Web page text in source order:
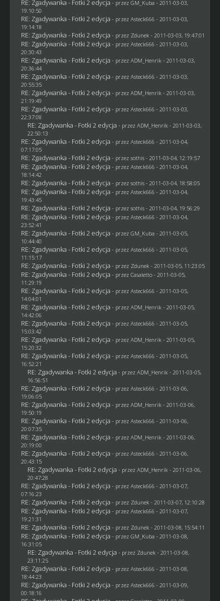
RE: Zgadywanka - Fotki 2 edycja - przez GM_Kuba - 2011-03-03,
19:10:50
RE: Zgadywanka - Fotki 2 edycja - przez Asteck666 - 2011-03-03,
19:14:18
RE: Zgadywanka - Fotki 2 edycja - przez Zdunek- 2011-03-03, 19:47:01
RE: Zgadywanka - Fotki 2 edycja - przez Asteck666 - 2011-03-03,
20:30:43
RE: Zgadywanka - Fotki 2 edycja - przez ADM_Henrik- 2011-03-03,
20:36:44
RE: Zgadywanka - Fotki 2 edycja - przez Asteck666 - 2011-03-03,
20:55:35
RE: Zgadywanka - Fotki 2 edycja - przez ADM_Henrik- 2011-03-03,
21:19:49
RE: Zgadywanka - Fotki 2 edycja - przez Asteck666 - 2011-03-03,
22:37:08
RE: Zgadywanka - Fotki 2 edycja - przez ADM_Henrik- 2011-03-03,
22:50:13
RE: Zgadywanka - Fotki 2 edycja - przez Asteck666 - 2011-03-04,
07:17:05
RE: Zgadywanka - Fotki 2 edycja - przez sothis- 2011-03-04, 12:19:57
RE: Zgadywanka - Fotki 2 edycja - przez Asteck666 - 2011-03-04,
18:14:42
RE: Zgadywanka - Fotki 2 edycja - przez sothis- 2011-03-04, 18:58:05
RE: Zgadywanka - Fotki 2 edycja - przez Asteck666 - 2011-03-04,
19:43:45
RE: Zgadywanka - Fotki 2 edycja - przez sothis- 2011-03-04, 19:56:29
RE: Zgadywanka - Fotki 2 edycja - przez Asteck666 - 2011-03-04,
23:52:41
RE: Zgadywanka - Fotki 2 edycja - przez GM_Kuba - 2011-03-05,
10:44:40
RE: Zgadywanka - Fotki 2 edycja - przez Asteck666 - 2011-03-05,
11:15:17
RE: Zgadywanka - Fotki 2 edycja - przez Zdunek- 2011-03-05, 11:23:05
RE: Zgadywanka - Fotki 2 edycja - przez Casaletto- 2011-03-05,
11:29:19
RE: Zgadywanka - Fotki 2 edycja - przez Asteck666 - 2011-03-05,
14:04:01
RE: Zgadywanka - Fotki 2 edycja - przez ADM_Henrik- 2011-03-05,
14:42:06
RE: Zgadywanka - Fotki 2 edycja - przez Asteck666 - 2011-03-05,
15:03:42
RE: Zgadywanka - Fotki 2 edycja - przez ADM_Henrik- 2011-03-05,
15:20:32
RE: Zgadywanka - Fotki 2 edycja - przez Asteck666 - 2011-03-05,
16:52:21
RE: Zgadywanka - Fotki 2 edycja - przez ADM_Henrik- 2011-03-05,
16:56:51
RE: Zgadywanka - Fotki 2 edycja - przez Asteck666 - 2011-03-06,
19:06:05
RE: Zgadywanka - Fotki 2 edycja - przez ADM_Henrik- 2011-03-06,
19:50:19
RE: Zgadywanka - Fotki 2 edycja - przez Asteck666 - 2011-03-06,
20:07:35
RE: Zgadywanka - Fotki 2 edycja - przez ADM_Henrik- 2011-03-06,
20:19:00
RE: Zgadywanka - Fotki 2 edycja - przez Asteck666 - 2011-03-06,
20:43:15
RE: Zgadywanka - Fotki 2 edycja - przez ADM_Henrik- 2011-03-06,
20:47:28
RE: Zgadywanka - Fotki 2 edycja - przez Asteck666 - 2011-03-07,
07:16:23
RE: Zgadywanka - Fotki 2 edycja - przez Zdunek- 2011-03-07, 12:10:28
RE: Zgadywanka - Fotki 2 edycja - przez Asteck666 - 2011-03-07,
19:21:31
RE: Zgadywanka - Fotki 2 edycja - przez Zdunek- 2011-03-08, 15:54:11
RE: Zgadywanka - Fotki 2 edycja - przez GM_Kuba - 2011-03-08,
16:31:05
RE: Zgadywanka - Fotki 2 edycja - przez Zdunek- 2011-03-08,
23:11:25
RE: Zgadywanka - Fotki 2 edycja - przez Asteck666 - 2011-03-08,
18:44:23
RE: Zgadywanka - Fotki 2 edycja - przez Asteck666 - 2011-03-09,
00:18:16